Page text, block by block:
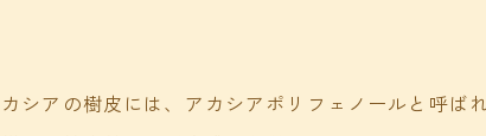
シアの樹皮には、アカシアポリフェノールと呼ば